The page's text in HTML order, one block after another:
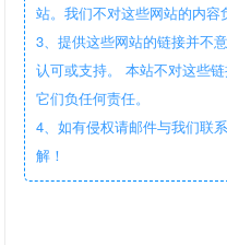
站。我们不对这些网站的内容
3、提供这些网站的链接并不
认可或支持。 本站不对这些
它们负任何责任。
4、如有侵权请邮件与我们联
解！